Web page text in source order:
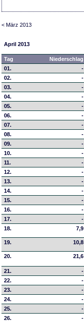
< März 2013
April 2013
Tag Niederschlag
01.
-
02.
-
03.
-
04.
-
05.
-
06.
-
07.
-
08.
-
09.
-
10.
-
11.
-
12.
-
13.
-
14.
-
15.
-
16.
-
17.
-
18.
7,9
19. 10,8
20. 21,6
21. -
22.
-
23.
-
24.
-
25.
-
26.
-